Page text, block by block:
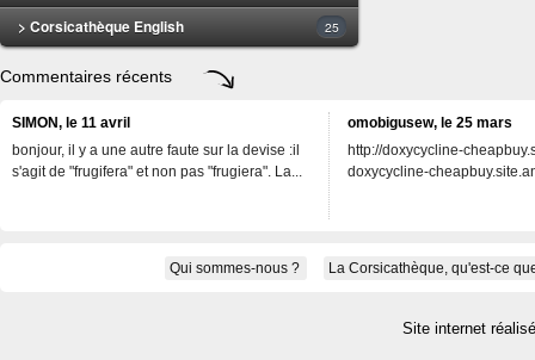
> Corsicathèque English 25
Commentaires récents
SIMON, le 11 avril
bonjour, il y a une autre faute sur la devise :il
s'agit de "frugifera" et non pas "frugiera". La...
omobigusew, le 25 mars
http://doxycycline-
doxycycline-
Qui sommes-nous ? La Corsicathèque, qu'est-ce
Site internet